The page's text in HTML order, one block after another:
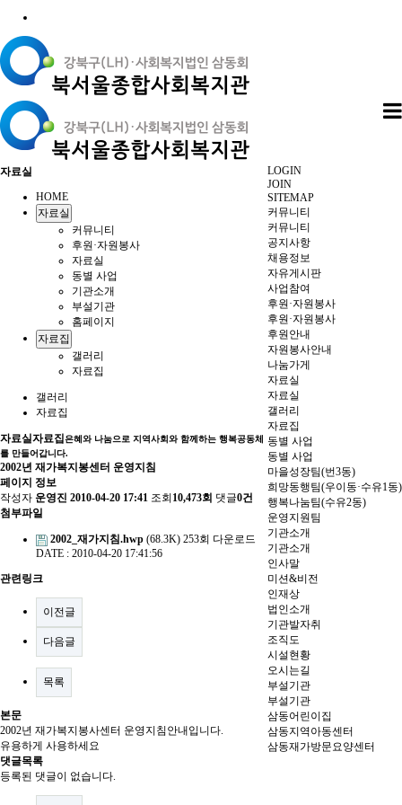
LOGIN
JOIN
SITEMAP
커뮤니티
커뮤니티
공지사항
채용정보
자유게시판
사업참여
후원·자원봉사
후원·자원봉사
후원안내
자원봉사안내
나눔가게
자료실
자료실
갤러리
자료집
동별 사업
동별 사업
마을성장팀(번3동)
희망동행팀(우이동·수유1동)
행복나눔팀(수유2동)
운영지원팀
기관소개
기관소개
인사말
미션&비전
인재상
법인소개
기관발자취
조직도
시설현황
오시는길
부설기관
부설기관
삼동어린이집
삼동지역아동센터
삼동재가방문요양센터
자료실
HOME
자료실
커뮤니티
후원·자원봉사
자료실
동별 사업
기관소개
부설기관
홈페이지
자료집
갤러리
자료집
갤러리
자료집
자료실자료집은혜와 나눔으로 지역사회와 함께하는 행복공동체
를 만들어갑니다.
2002년 재가복지봉센터 운영지침
페이지 정보
작성자 운영진 2010-04-20 17:41 조회 10,473회 댓글0건
첨부파일
2002_재가지침.hwp (68.3K) 253회 다운로드
DATE : 2010-04-20 17:41:56
관련링크
이전글
다음글
목록
본문
2002년 재가복지봉사센터 운영지침안내입니다.
유용하게 사용하세요
댓글목록
등록된 댓글이 없습니다.